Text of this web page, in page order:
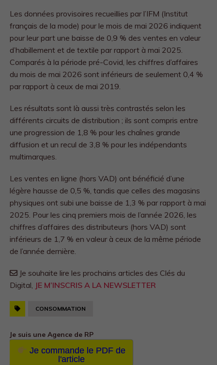
Les données provisoires recueillies par l’IFM (Institut
français de la mode) pour le mois de mai 2026 indiquent
pour leur part une baisse de 0,9 % des ventes en valeur
d’habillement et de textile par rapport à mai 2025.
Comparés à la période pré-Covid, les chiffres d’affaires
du mois de mai 2026 sont inférieurs de seulement 0,4 %
par rapport à ceux de mai 2019.
Les résultats sont là aussi très contrastés selon les
différents circuits de distribution ; ils sont compris entre
une progression de 1,8 % pour les chaînes grande
diffusion et un recul de 3,8 % pour les indépendants
multimarques.
Les ventes en ligne (hors VAD) ont bénéficié d’une
légère hausse de 0,5 %, tandis que celles des magasins
physiques ont subi une baisse de 1,3 % par rapport à mai
2025. Pour les cinq premiers mois de l’année 2026, les
chiffres d’affaires des distributeurs (hors VAD) sont
inférieurs de 1,7 % en valeur à ceux de la même période
de l’année dernière.
Je souhaite lire les prochains articles des Clés du
Digital, JE M’INSCRIS A LA NEWSLETTER
CONSOMMATION
Je suis une Agence de RP
Je commande le PDF de
l'article